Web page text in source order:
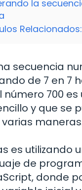
la
Relacionados:
secuencia
de 7 en 7
700 es
y que se
es utilizando
de
donde